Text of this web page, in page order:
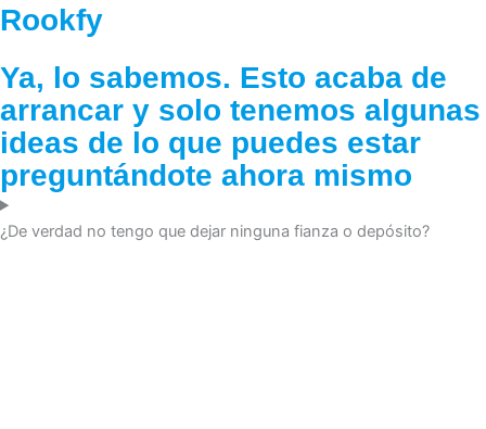
Rookfy
Ya, lo sabemos. Esto acaba de
arrancar y solo tenemos algunas
ideas de lo que puedes estar
preguntándote ahora mismo
¿De verdad no tengo que dejar ninguna fianza o depósito?